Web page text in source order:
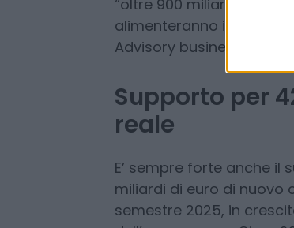
ha sottolineato
quest’anno il gruppo ha
raddoppiato rispetto allo
“oltre 900 miliardi di
alimenteranno il nostro
Advisory business”.
Supporto per
reale